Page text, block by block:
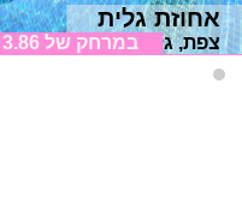
אחוזת גלית
צפת, גליל עליוןבמרחק של 3.86 ק"מ